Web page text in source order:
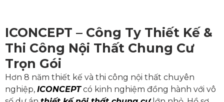
ICONCEPT – Công Ty Thiết Kế &
Thi Công Nội Thất Chung Cư
Trọn Gói
Hơn 8 năm thiết kế và thi công nội thất chuyên
nghiệp, ICONCEPTcó kinh nghiệm đồng hành với vô